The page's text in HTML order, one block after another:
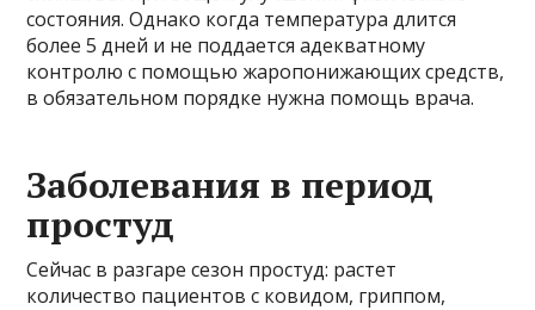
состояния. Однако когда температура длится
более 5 дней и не поддается адекватному
контролю с помощью жаропонижающих средств,
в обязательном порядке нужна помощь врача.
Заболевания в период
простуд
Сейчас в разгаре сезон простуд: растет
количество пациентов с ковидом, гриппом,